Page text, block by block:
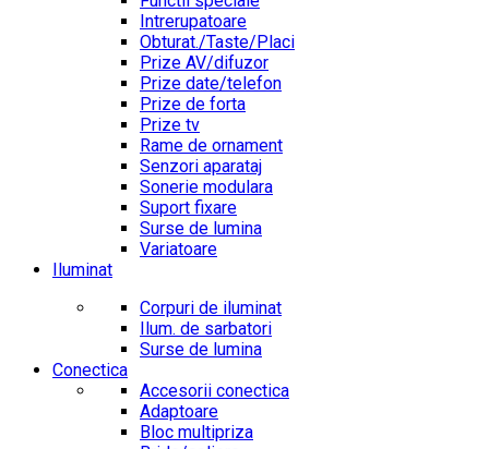
Intrerupatoare
Obturat./Taste/Placi
Prize AV/difuzor
Prize date/telefon
Prize de forta
Prize tv
Rame de ornament
Senzori aparataj
Sonerie modulara
Suport fixare
Surse de lumina
Variatoare
Iluminat
Corpuri de iluminat
Ilum. de sarbatori
Surse de lumina
Conectica
Accesorii conectica
Adaptoare
Bloc multipriza